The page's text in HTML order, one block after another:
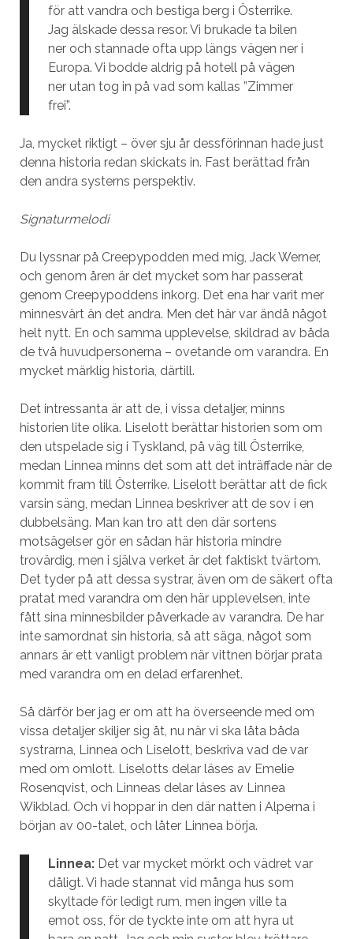
för att vandra och bestiga berg i Österrike.
Jag älskade dessa resor. Vi brukade ta bilen
ner och stannade ofta upp längs vägen ner i
Europa. Vi bodde aldrig på hotell på vägen
ner utan tog in på vad som kallas ”Zimmer
frei”.
Ja, mycket riktigt – över sju år dessförinnan hade just
denna historia redan skickats in. Fast berättad från
den andra systerns perspektiv.
Signaturmelodi
Du lyssnar på Creepypodden med mig, Jack Werner,
och genom åren är det mycket som har passerat
genom Creepypoddens inkorg. Det ena har varit mer
minnesvärt än det andra. Men det här var ändå något
helt nytt. En och samma upplevelse, skildrad av båda
de två huvudpersonerna – ovetande om varandra. En
mycket märklig historia, därtill.
Det intressanta är att de, i vissa detaljer, minns
historien lite olika. Liselott berättar historien som om
den utspelade sig i Tyskland, på väg till Österrike,
medan Linnea minns det som att det inträffade när de
kommit fram till Österrike. Liselott berättar att de fick
varsin säng, medan Linnea beskriver att de sov i en
dubbelsäng. Man kan tro att den där sortens
motsägelser gör en sådan här historia mindre
trovärdig, men i själva verket är det faktiskt tvärtom.
Det tyder på att dessa systrar, även om de säkert ofta
pratat med varandra om den här upplevelsen, inte
fått sina minnesbilder påverkade av varandra. De har
inte samordnat sin historia, så att säga, något som
annars är ett vanligt problem när vittnen börjar prata
med varandra om en delad erfarenhet.
Så därför ber jag er om att ha överseende med om
vissa detaljer skiljer sig åt, nu när vi ska låta båda
systrarna, Linnea och Liselott, beskriva vad de var
med om omlott. Liselotts delar läses av Emelie
Rosenqvist, och Linneas delar läses av Linnea
Wikblad. Och vi hoppar in den där natten i Alperna i
början av 00-talet, och låter Linnea börja.
Linnea: Det var mycket mörkt och vädret var
dåligt. Vi hade stannat vid många hus som
skyltade för ledigt rum, men ingen ville ta
emot oss, för de tyckte inte om att hyra ut